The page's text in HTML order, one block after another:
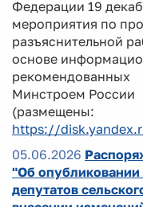
Федерации 19
мероприятия по
разъяснительной
основе
рекомендованных
Минстроем России
(размещены:
https://
05.06.2026
"Об опубликовании
депутатов